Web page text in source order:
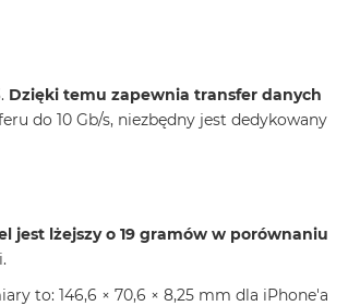
Dzięki temu zapewnia transfer danych
do 10 Gb/s, niezbędny jest dedykowany
jest lżejszy o 19 gramów w porównaniu
to: 146,6 × 70,6 × 8,25 mm dla iPhone'a